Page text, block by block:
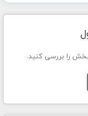
را بررسی کنید.